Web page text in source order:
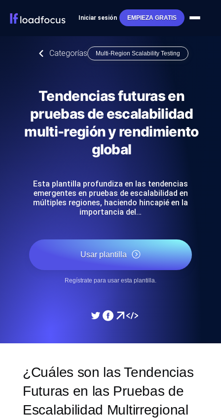
Iniciar sesión EMPIEZA GRATIS
Categorías Multi-Region Scalability Testing
Tendencias futuras en
pruebas de escalabilidad
multi-región y rendimiento
global
Esta plantilla profundiza en las tendencias
emergentes en pruebas de escalabilidad en
múltiples regiones, haciendo hincapié en la
importancia del…
Usar plantilla
Regístrate para usar esta plantilla.
¿Cuáles son las Tendencias
Futuras en las Pruebas de
Escalabilidad Multirregional